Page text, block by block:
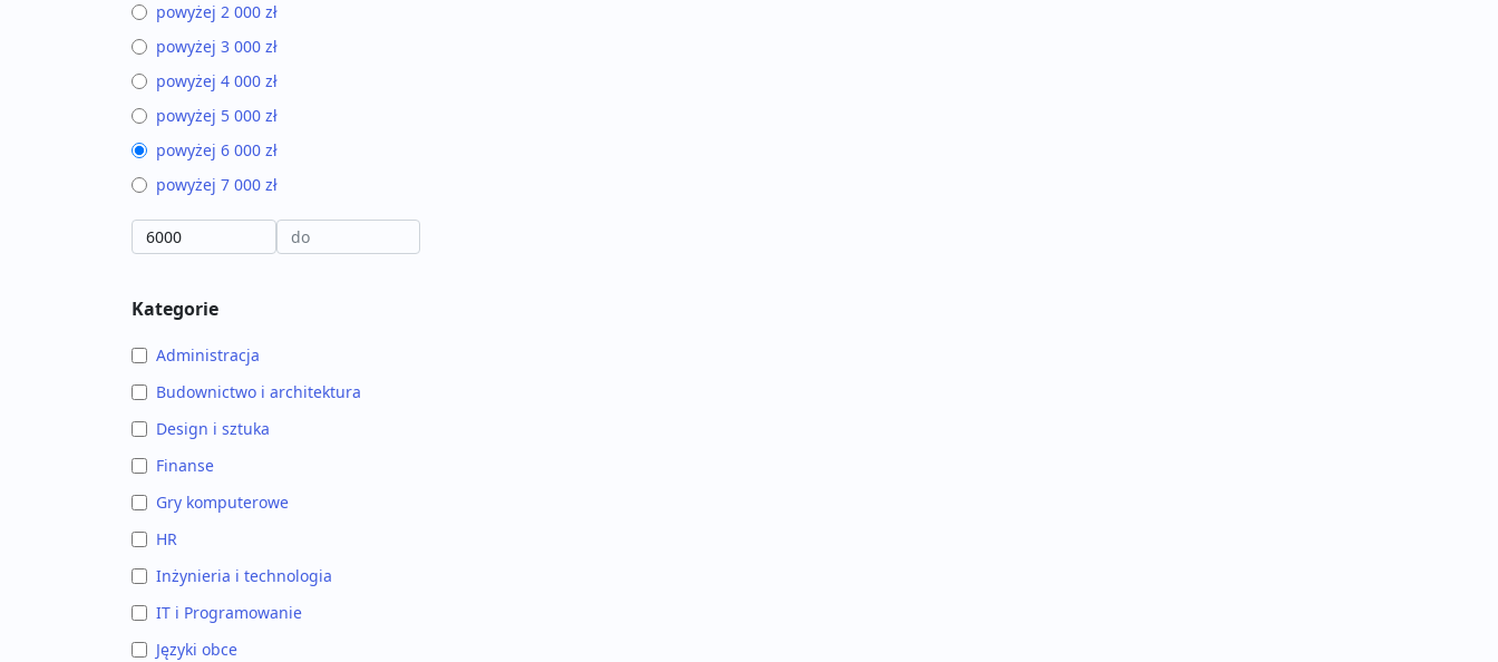
powyżej 2 000 zł
powyżej 3 000 zł
powyżej 4 000 zł
powyżej 5 000 zł
powyżej 6 000 zł
powyżej 7 000 zł
Kategorie
Administracja
Budownictwo i architektura
Design i sztuka
Finanse
Gry komputerowe
HR
Inżynieria i technologia
IT i Programowanie
Języki obce